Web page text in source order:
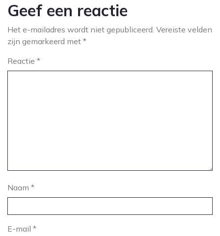
Geef een reactie
Het e-mailadres wordt niet gepubliceerd. Vereiste velden
zijn gemarkeerd met *
Reactie *
Naam *
E-mail *